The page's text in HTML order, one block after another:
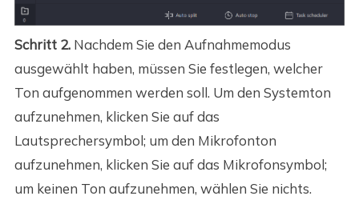
Schritt 2.Nachdem Sie den Aufnahmemodus
ausgewählt haben, müssen Sie festlegen, welcher
Ton aufgenommen werden soll. Um den Systemton
aufzunehmen, klicken Sie auf das
Lautsprechersymbol; um den Mikrofonton
aufzunehmen, klicken Sie auf das Mikrofonsymbol;
um keinen Ton aufzunehmen, wählen Sie nichts.